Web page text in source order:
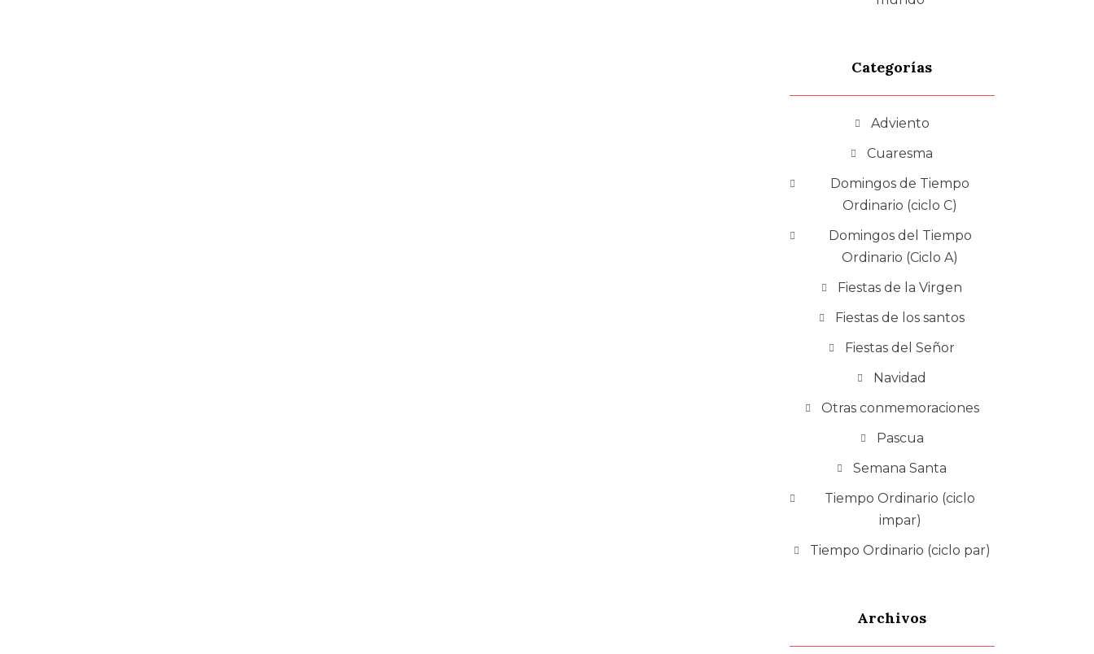
Categorías
Adviento
Cuaresma
Domingos de Tiempo
Ordinario (ciclo C)
Domingos del Tiempo
Ordinario (Ciclo A)
Fiestas de la Virgen
Fiestas de los santos
Fiestas del Señor
Navidad
Otras conmemoraciones
Pascua
Semana Santa
Tiempo Ordinario (ciclo
impar)
Tiempo Ordinario (ciclo par)
Archivos